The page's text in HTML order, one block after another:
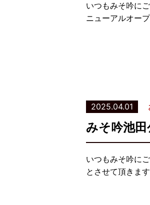
いつもみそ吟に
ニューアルオー
2025.04.01
みそ吟池
いつもみそ吟に
とさせて頂きま